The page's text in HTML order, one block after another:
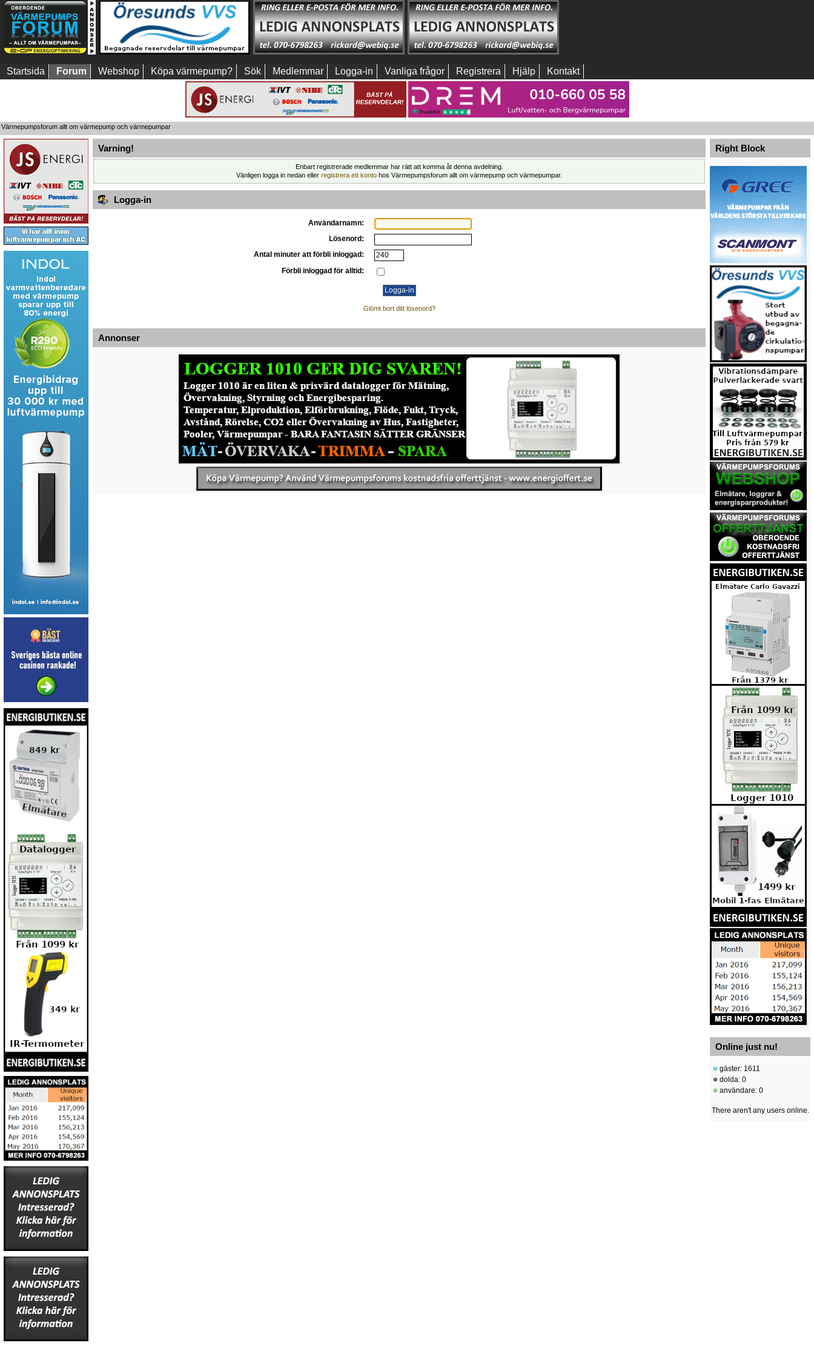
Startsida Forum Webshop Köpa värmepump? Sök Medlemmar Logga-in Vanliga frågor Registrera Hjälp Kontakt
Värmepumpsforum allt om värmepump och värmepumpar
Varning!
Enbart registrerade medlemmar har rätt att komma åt denna avdelning.
Vänligen logga in nedan eller registrera ett konto hos Värmepumpsforum allt om värmepump och värmepumpar.
Logga-in
Användarnamn:
Lösenord:
Antal minuter att förbli inloggad:
Förbli inloggad för alltid:
Glömt bort ditt lösenord?
Annonser
Right Block
Online just nu!
gäster: 1611
dolda: 0
användare: 0
There aren't any users online.